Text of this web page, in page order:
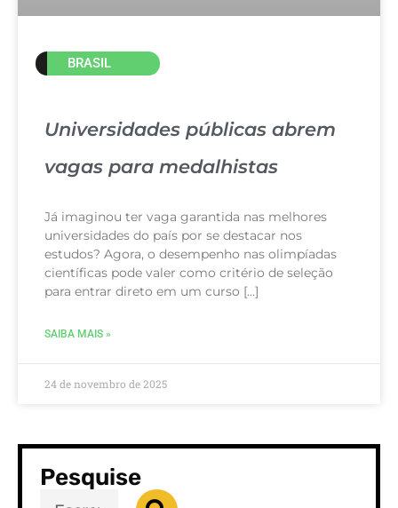
BRASIL
Universidades públicas abrem
vagas para medalhistas
Já imaginou ter vaga garantida nas melhores
universidades do país por se destacar nos
estudos? Agora, o desempenho nas olimpíadas
científicas pode valer como critério de seleção
para entrar direto em um curso […]
SAIBA MAIS »
24 de novembro de 2025
Pesquise